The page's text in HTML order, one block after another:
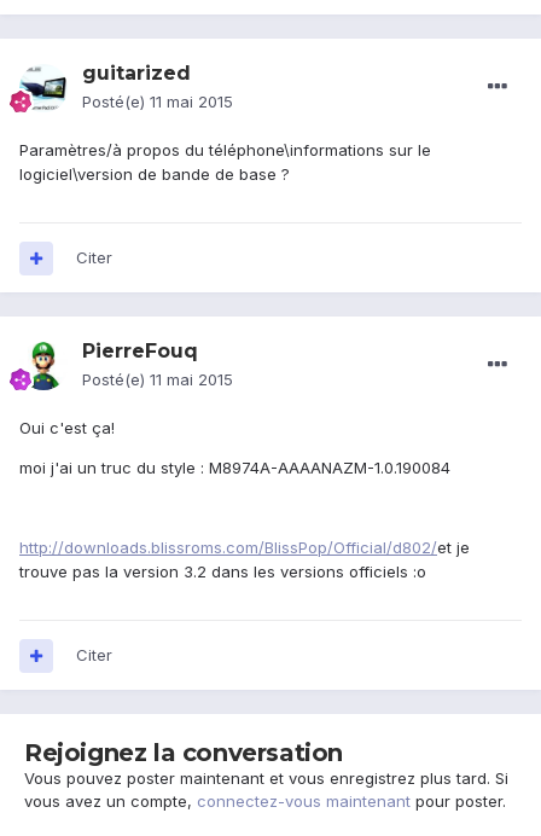
guitarized
Posté(e) 11 mai 2015
Paramètres/à propos du téléphone\informations sur le
logiciel\version de bande de base ?
Citer
PierreFouq
Posté(e) 11 mai 2015
Oui c'est ça!
moi j'ai un truc du style : M8974A-AAAANAZM-1.0.190084
http://downloads.blissroms.com/BlissPop/Official/d802/et je
trouve pas la version 3.2 dans les versions officiels :o
Citer
Rejoignez la conversation
Vous pouvez poster maintenant et vous enregistrez plus tard. Si
vous avez un compte, connectez-vous maintenant pour poster.